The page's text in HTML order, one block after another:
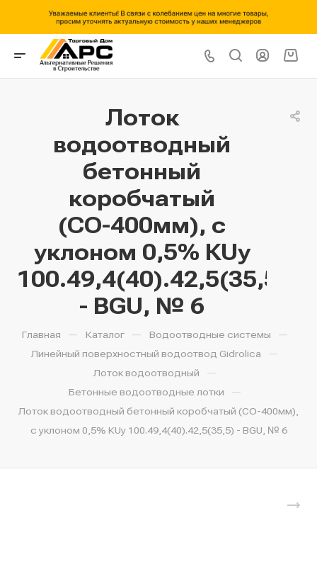
Лоток
водоотводный
бетонный
коробчатый
(СО-400мм), с
уклоном 0,5% КUу
100.49,4(40).42,5(35,5)
- BGU, № 6
Главная — Каталог — Водоотводные системы —
Линейный поверхностный водоотвод Gidrolica —
Лоток водоотводный —
Бетонные водоотводные лотки —
Лоток водоотводный бетонный коробчатый (СО-400мм),
с уклоном 0,5% КUу 100.49,4(40).42,5(35,5) - BGU, № 6